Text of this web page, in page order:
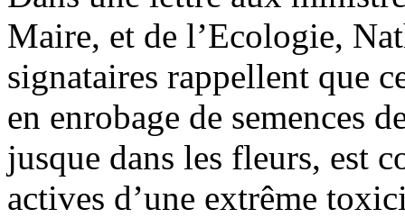
Maire, et de l’Ecologie,
signataires rappellent que
en enrobage de semences
jusque dans les fleurs, est
actives d’une extrême